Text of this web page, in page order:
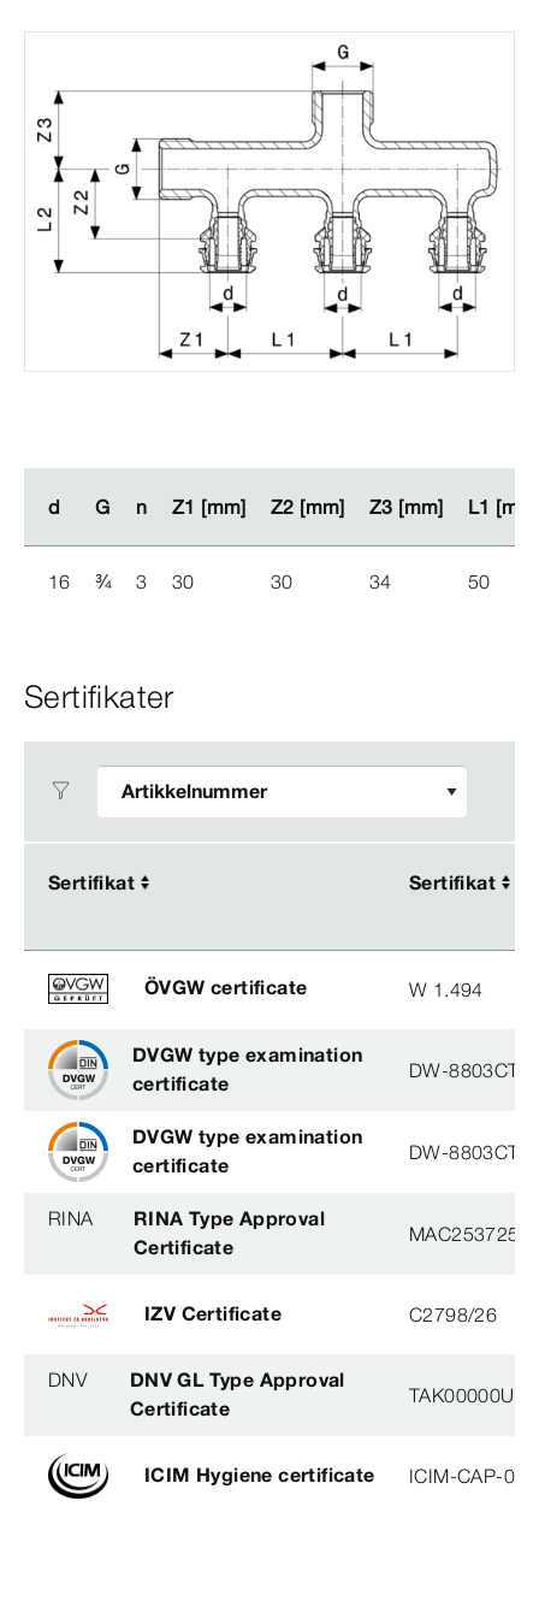
d G n Z1 [mm] Z2 [mm] Z3 [mm] L1
d G n Z1 [mm] Z2 [mm] Z3 [mm] L1
16 ¾ 3 30 30 34 50
Sertifikater
Sertifikat Sertifikat
Sertifikat Sertifikat
ÖVGW certificate W 1.494
DVGW type examination
certificate
DW-
DVGW type examination
certificate
DW-
RINA
RINA Type Approval
Certificate
IZV Certificate C2798/26
DNV
DNV GL Type Approval
Certificate
TAK00000U2,
ICIM Hygiene certificate ICIM-CAP-